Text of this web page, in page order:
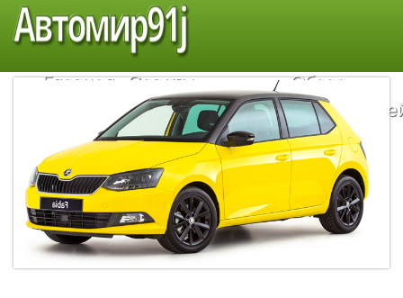
Автомир91j
Главная
Советы
автомобилистам
Обзор